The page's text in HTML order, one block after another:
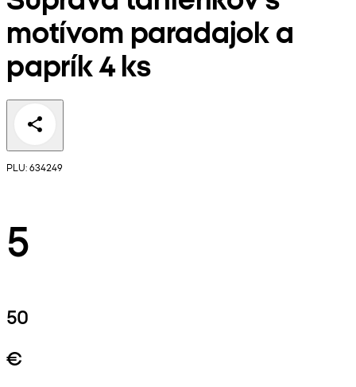
motívom paradajok a
paprík 4 ks
PLU: 634249
5
50
€